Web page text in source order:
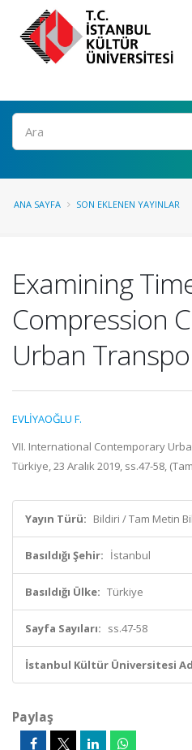
Ara
ANA SAYFA SON EKLENEN YAYINLAR
Examining
Compression
Urban
EVLİYAOĞLU F.
VII. International Contemporary
Türkiye, 23 Aralık 2019, ss.47-58,
Yayın Türü: Bildiri / Tam Metin
Basıldığı Şehir: İstanbul
Basıldığı Ülke: Türkiye
Sayfa Sayıları: ss.47-58
İstanbul Kültür Üniversitesi
Paylaş